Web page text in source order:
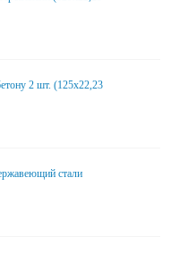
2 шт. (125x22,23
стали